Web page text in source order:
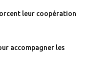
leur coopération
accompagner les